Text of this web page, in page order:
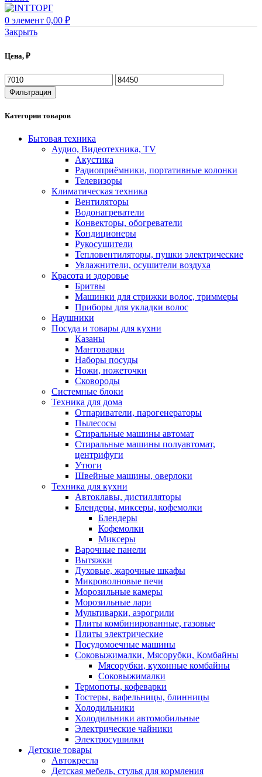
0 элемент 0,00 ₽
Закрыть
Цена, ₽
Минимальная
цена
Максимальная
цена
Фильтрация
Категории товаров
Бытовая техника
Аудио, Видеотехника, TV
Акустика
Радиоприёмники, портативные колонки
Телевизоры
Климатическая техника
Вентиляторы
Водонагреватели
Конвекторы, обогреватели
Кондиционеры
Рукосушители
Тепловентиляторы, пушки электрические
Увлажнители, осушители воздуха
Красота и здоровье
Бритвы
Машинки для стрижки волос, триммеры
Приборы для укладки волос
Наушники
Посуда и товары для кухни
Казаны
Мантоварки
Наборы посуды
Ножи, ножеточки
Сковороды
Системные блоки
Техника для дома
Отпариватели, парогенераторы
Пылесосы
Стиральные машины автомат
Стиральные машины полуавтомат,
центрифуги
Утюги
Швейные машины, оверлоки
Техника для кухни
Автоклавы, дистилляторы
Блендеры, миксеры, кофемолки
Блендеры
Кофемолки
Миксеры
Варочные панели
Вытяжки
Духовые, жарочные шкафы
Микроволновые печи
Морозильные камеры
Морозильные лари
Мультиварки, аэрогрили
Плиты комбинированные, газовые
Плиты электрические
Посудомоечные машины
Соковыжималки, Мясорубки, Комбайны
Мясорубки, кухонные комбайны
Соковыжималки
Термопоты, кофеварки
Тостеры, вафельницы, блинницы
Холодильники
Холодильники автомобильные
Электрические чайники
Электросушилки
Детские товары
Автокресла
Детская мебель, стулья для кормления